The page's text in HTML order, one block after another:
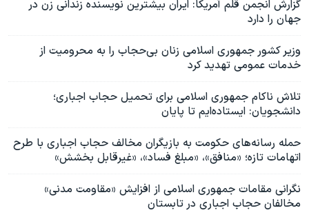
گزارش انجمن قلم آمریکا: ایران بیشترین نویسنده زندانی زن در
جهان را دارد
وزیر کشور جمهوری اسلامی زنان بی‌حجاب را به محرومیت از
خدمات عمومی تهدید کرد
تلاش ناکام جمهوری اسلامی برای تحمیل حجاب اجباری؛
دانشجویان: ایستاده‌ایم تا پایان
حمله رسانه‌های حکومت به بازیگران مخالف حجاب اجباری با طرح
اتهامات تازه؛ «منافق»، «مبلغ فساد»، «غیرقابل بخشش»
نگرانی مقامات جمهوری اسلامی از افزایش «مقاومت مدنی»
مخالفان حجاب اجباری در تابستان